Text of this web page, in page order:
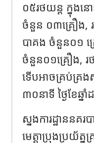
០៥រថយន្ត ក្នុងន
ចំនួន ០៣គ្រឿង, រ
បាគង ចំនួន០១ គ្រ
ចំនួន០១គ្រឿង, រថ
ទើបអាចគ្រប់គ្រ
៣០នាទី ថ្ងៃខែឆ្នាំ
ស្នងការដ្ឋានន
មេត្តាប្រុងប្រយ័ត្